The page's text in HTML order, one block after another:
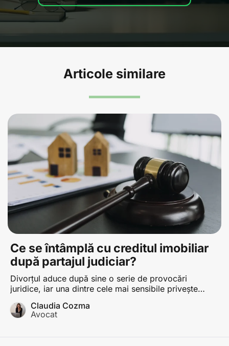
Articole similare
Ce se întâmplă cu creditul imobiliar
după partajul judiciar?
Divorțul aduce după sine o serie de provocări
juridice, iar una dintre cele mai sensibile privește
căsătoriei.Claudia Cozma
Avocat